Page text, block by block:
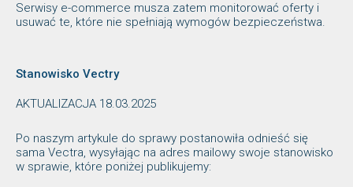
Serwisy e-commerce musza zatem monitorować oferty i
usuwać te, które nie spełniają wymogów bezpieczeństwa.
Stanowisko Vectry
AKTUALIZACJA 18.03.2025
Po naszym artykule do sprawy postanowiła odnieść się
sama Vectra, wysyłając na adres mailowy swoje stanowisko
w sprawie, które poniżej publikujemy: